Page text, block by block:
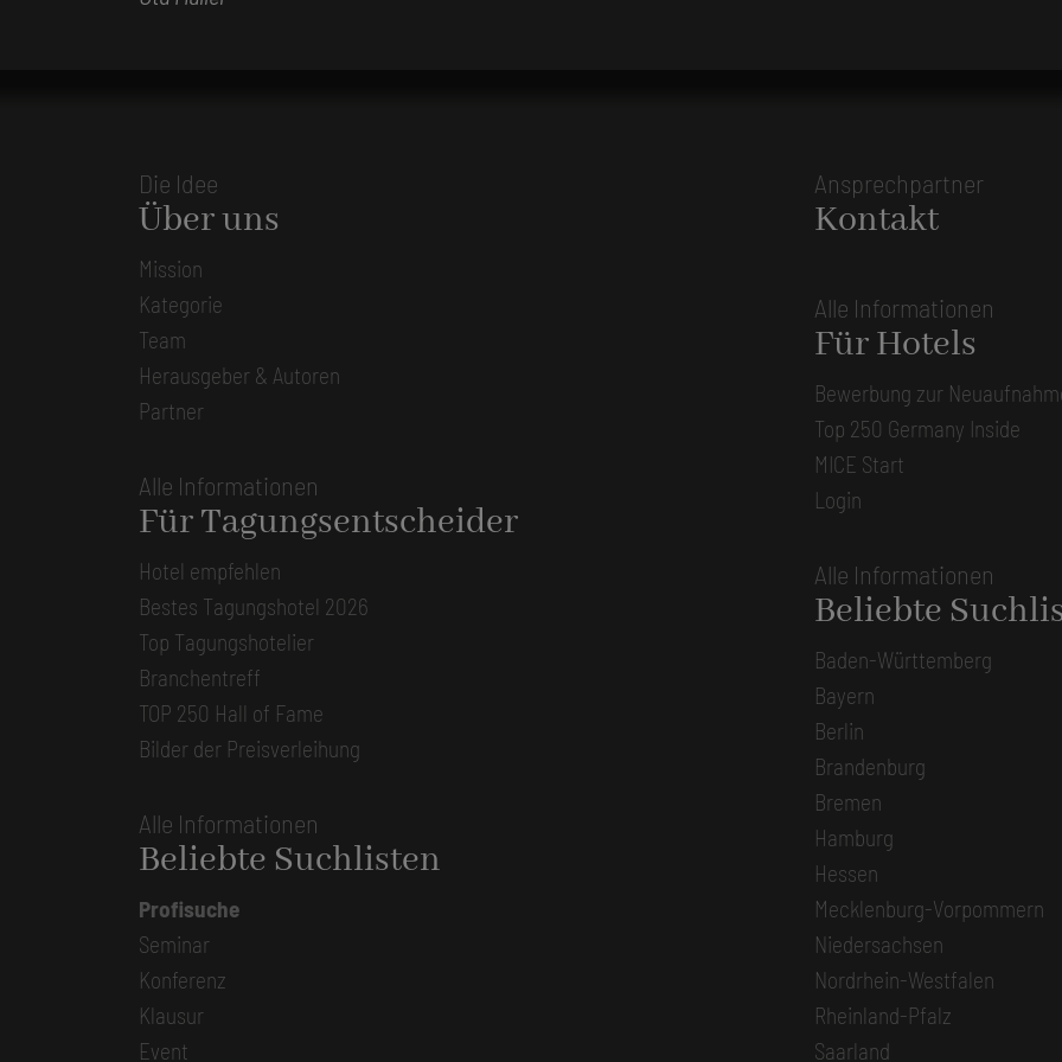
Die Idee
Über uns
Mission
Kategorie
Team
Herausgeber & Autoren
Partner
Alle Informationen
Für Tagungsentscheider
Hotel empfehlen
Bestes Tagungshotel 2026
Top Tagungshotelier
Branchentreff
TOP 250 Hall of Fame
Bilder der Preisverleihung
Alle Informationen
Beliebte Suchlisten
Profisuche
Seminar
Konferenz
Klausur
Event
Ansprechpartner
Kontakt
Alle Informationen
Für Hotels
Bewerbung zur
Top 250 Germany Inside
MICE Start
Login
Alle Informationen
Beliebte
Baden-Württemberg
Bayern
Berlin
Brandenburg
Bremen
Hamburg
Hessen
Mecklenburg-Vorpommern
Niedersachsen
Nordrhein-Westfalen
Rheinland-Pfalz
Saarland